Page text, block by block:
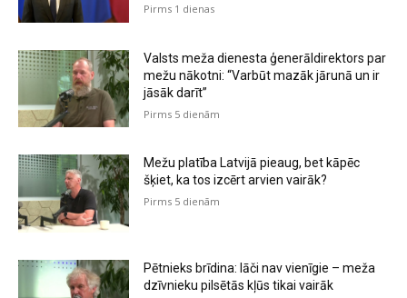
Pirms 1 dienas
Valsts meža dienesta ģenerāldirektors par
mežu nākotni: “Varbūt mazāk jārunā un ir
jāsāk darīt”
Pirms 5 dienām
Mežu platība Latvijā pieaug, bet kāpēc
šķiet, ka tos izcērt arvien vairāk?
Pirms 5 dienām
Pētnieks brīdina: lāči nav vienīgie – meža
dzīvnieku pilsētās kļūs tikai vairāk